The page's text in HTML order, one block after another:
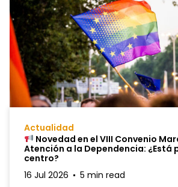
Actualidad
Novedad en el VIII Convenio
Atención a la Dependencia: ¿Está
centro?
16 Jul 2026
5 min read